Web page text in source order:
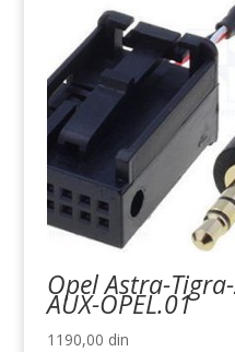
Opel Astra-
AUX-OPEL.01
1190,00 din